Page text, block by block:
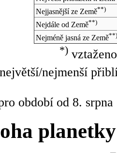
Nejjasnější ze Země**)
Nejdále od Země**)
Nejméně jasná ze Země**)
*)
nejmenší
období od 8.